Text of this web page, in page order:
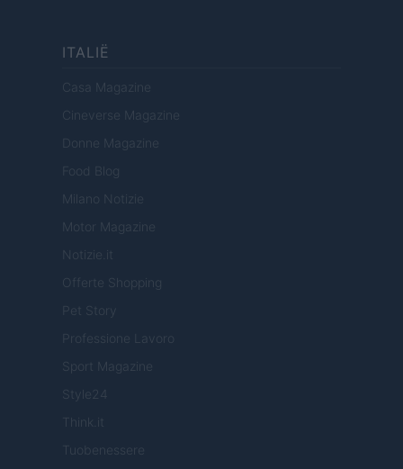
ITALIË
Casa Magazine
Cineverse Magazine
Donne Magazine
Food Blog
Milano Notizie
Motor Magazine
Notizie.it
Offerte Shopping
Pet Story
Professione Lavoro
Sport Magazine
Style24
Think.it
Tuobenessere